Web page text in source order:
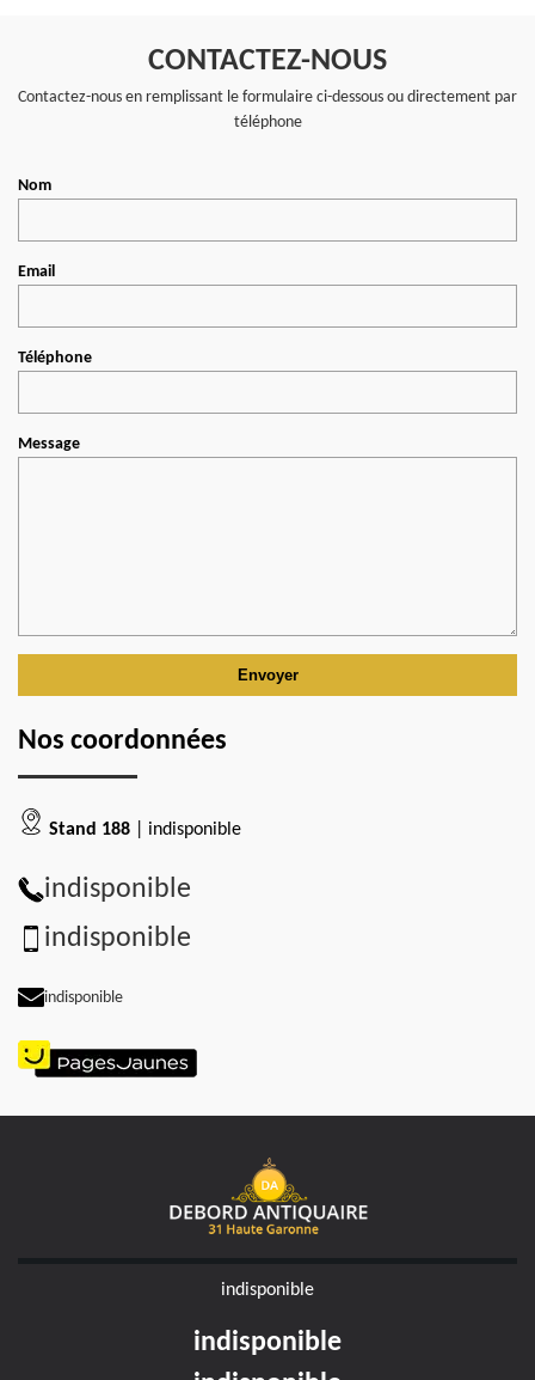
CONTACTEZ-NOUS
Contactez-nous en remplissant le formulaire ci-dessous ou directement par
téléphone
Nom
Email
Téléphone
Message
Nos coordonnées
Stand 188 | indisponible
indisponible
indisponible
indisponible
indisponible
indisponible